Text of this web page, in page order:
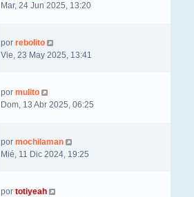
Mar, 24 Jun 2025, 13:20
por rebolito
Vie, 23 May 2025, 13:41
por mulito
Dom, 13 Abr 2025, 06:25
por mochilaman
Mié, 11 Dic 2024, 19:25
por totiyeah